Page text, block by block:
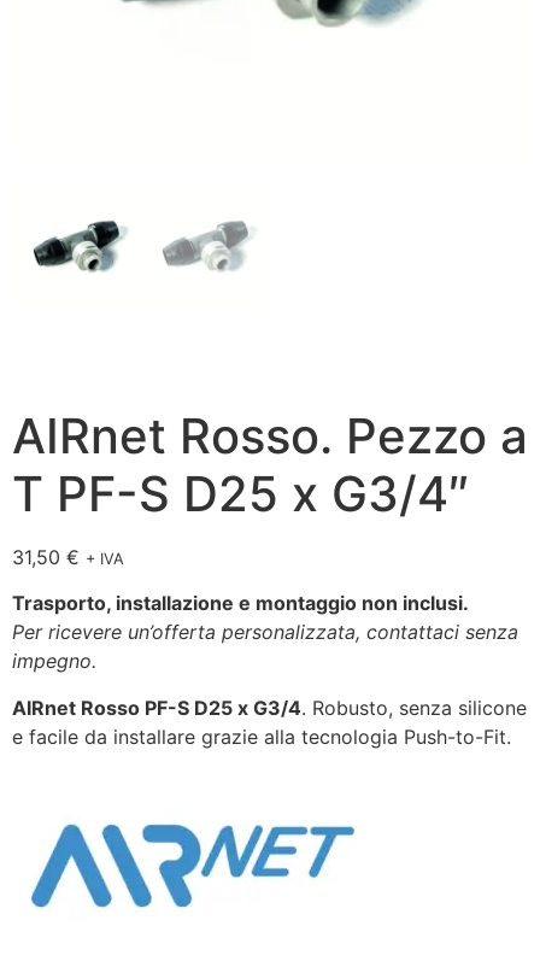
AIRnet Rosso. Pezzo a
T PF-S D25 x G3/4″
31,50 € + IVA
Trasporto, installazione e montaggio non inclusi.
Per ricevere un’offerta personalizzata, contattaci senza
impegno.
AIRnet Rosso PF-S D25 x G3/4. Robusto, senza silicone
e facile da installare grazie alla tecnologia Push-to-Fit.